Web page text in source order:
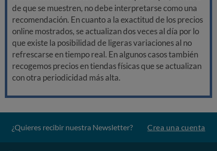
de que se muestren, no debe interpretarse como una
recomendación. En cuanto a la exactitud de los precios
online mostrados, se actualizan dos veces al día por lo
que existe la posibilidad de ligeras variaciones al no
refrescarse en tiempo real. En algunos casos también
recogemos precios en tiendas físicas que se actualizan
con otra periodicidad más alta.
¿Quieres recibir nuestra Newsletter? Crea una cuenta